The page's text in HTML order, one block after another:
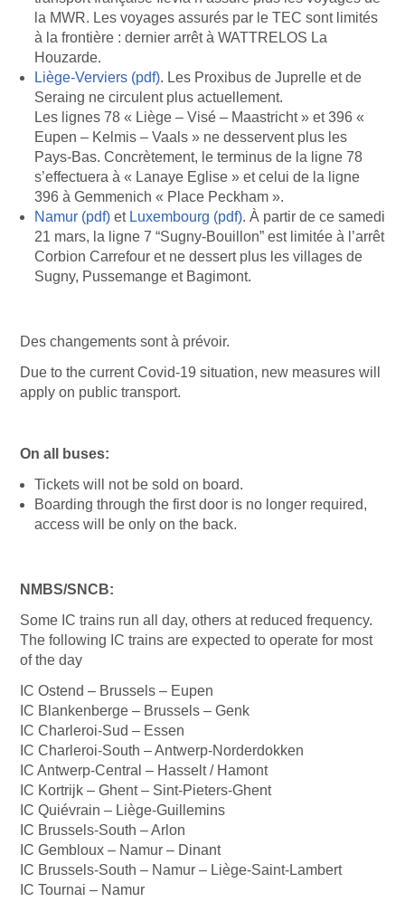
la MWR. Les voyages assurés par le TEC sont limités
à la frontière : dernier arrêt à WATTRELOS La
Houzarde.
Liège-Verviers (pdf). Les Proxibus de Juprelle et de
Seraing ne circulent plus actuellement.
Les lignes 78 « Liège – Visé – Maastricht » et 396 «
Eupen – Kelmis – Vaals » ne desservent plus les
Pays-Bas. Concrètement, le terminus de la ligne 78
s’effectuera à « Lanaye Eglise » et celui de la ligne
396 à Gemmenich « Place Peckham ».
Namur (pdf) et Luxembourg (pdf). À partir de ce samedi
21 mars, la ligne 7 “Sugny-Bouillon” est limitée à l’arrêt
Corbion Carrefour et ne dessert plus les villages de
Sugny, Pussemange et Bagimont.
Des changements sont à prévoir.
Due to the current Covid-19 situation, new measures will
apply on public transport.
On all buses:
Tickets will not be sold on board.
Boarding through the first door is no longer required,
access will be only on the back.
NMBS/SNCB:
Some IC trains run all day, others at reduced frequency.
The following IC trains are expected to operate for most
of the day
IC Ostend – Brussels – Eupen
IC Blankenberge – Brussels – Genk
IC Charleroi-Sud – Essen
IC Charleroi-South – Antwerp-Norderdokken
IC Antwerp-Central – Hasselt / Hamont
IC Kortrijk – Ghent – Sint-Pieters-Ghent
IC Quiévrain – Liège-Guillemins
IC Brussels-South – Arlon
IC Gembloux – Namur – Dinant
IC Brussels-South – Namur – Liège-Saint-Lambert
IC Tournai – Namur